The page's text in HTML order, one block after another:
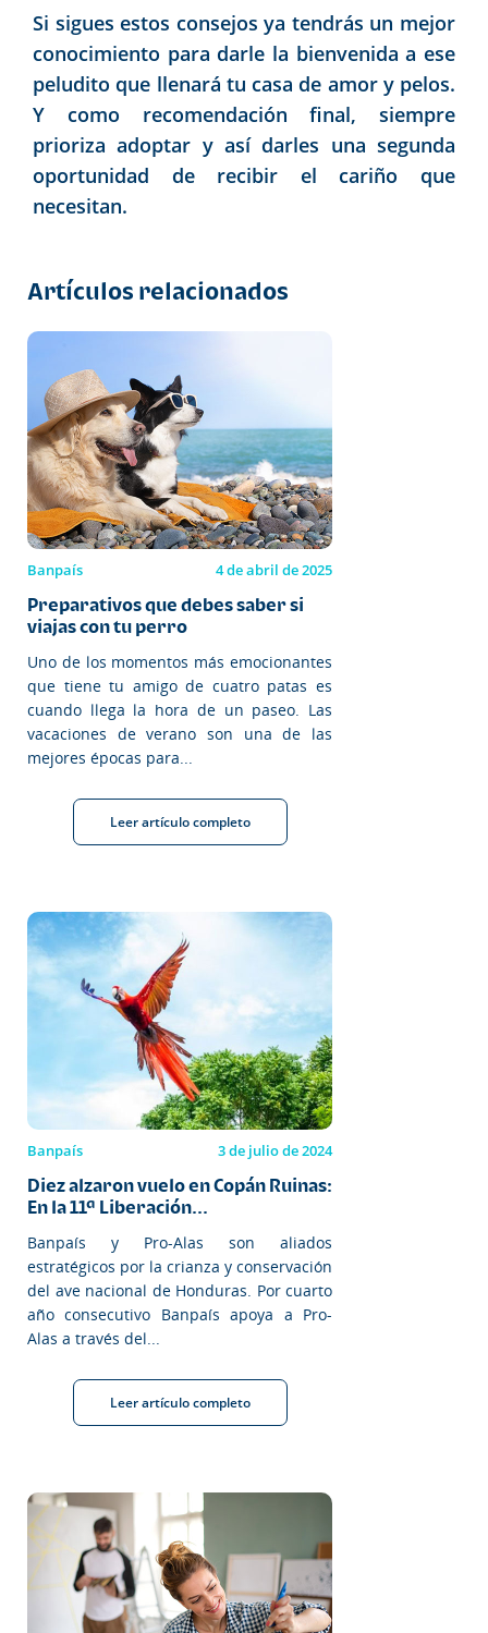
Si sigues estos consejos ya tendrás un mejor
conocimiento para darle la bienvenida a ese
peludito que llenará tu casa de amor y pelos.
Y como recomendación final, siempre
prioriza adoptar y así darles una segunda
oportunidad de recibir el cariño que
necesitan.
Artículos relacionados
Banpaís 4 de abril de 2025
Preparativos que debes saber si
viajas con tu perro
Uno de los momentos más emocionantes
que tiene tu amigo de cuatro patas es
cuando llega la hora de un paseo. Las
vacaciones de verano son una de las
mejores épocas para...
Leer artículo completo
Banpaís 3 de julio de 2024
Diez alzaron vuelo en Copán Ruinas:
En la 11ª Liberación...
Banpaís y Pro-Alas son aliados
estratégicos por la crianza y conservación
del ave nacional de Honduras. Por cuarto
año consecutivo Banpaís apoya a Pro-
Alas a través del...
Leer artículo completo